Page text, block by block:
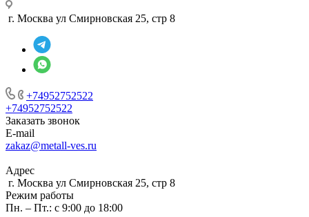
г. Москва ул Смирновская 25, стр 8
+74952752522
+74952752522
Заказать звонок
E-mail
zakaz@metall-ves.ru
Адрес
г. Москва ул Смирновская 25, стр 8
Режим работы
Пн. – Пт.: с 9:00 до 18:00